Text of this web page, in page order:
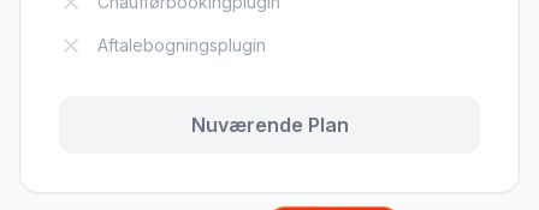
Aftalebogningsplugin
Nuværende Plan